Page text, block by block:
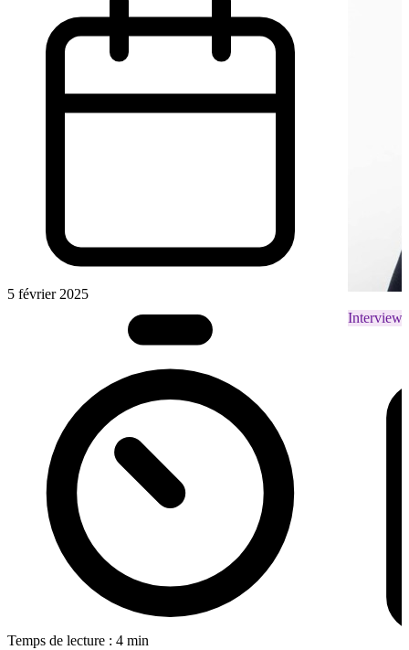
5 février 2025
Temps de lecture : 4 min
Interviews